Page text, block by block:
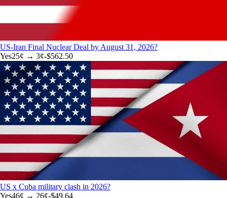
US-Iran Final Nuclear Deal by August 31, 2026?
Yes25¢ → 3¢-$562.50
US x Cuba military clash in 2026?
Yes46¢ → 26¢-$49.64